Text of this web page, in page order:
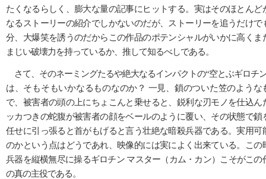
たくなるらしく、膨大な量の記事にヒットする。実はそのほとんど
なるストーリーの紹介でしかないのだが、ストーリーを追うだけで
分、大爆笑を誘うのだからこの作品のポテンシャルがいかに高くま
まじい破壊力を持っているか、推して知るべしである。
さて、そのネーミングたるや絶大なるインパクトの“空とぶギロチ
は、そもそもいかなるものなのか？ 一見、鎖のついた笠のような
で、被害者の頭の上にちょこんと乗せると、鋭利な刃モノを仕込ん
ッカつきの蛇腹が被害者の顔をベールのように覆い、その状態で鎖
任せに引っ張ると首がもげると言う壮絶な暗殺兵器である。実用可
のかという点はどうであれ、映像的には実によく出来ている。この
兵器を縦横無尽に操るギロチン マスター（カム・カン）こそがこの
の真の主役である。